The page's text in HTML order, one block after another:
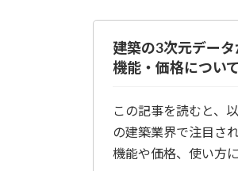
建築の3次元デー
機能・価格について
この記事を読むと、
の建築業界で注目さ
機能や価格、使い方